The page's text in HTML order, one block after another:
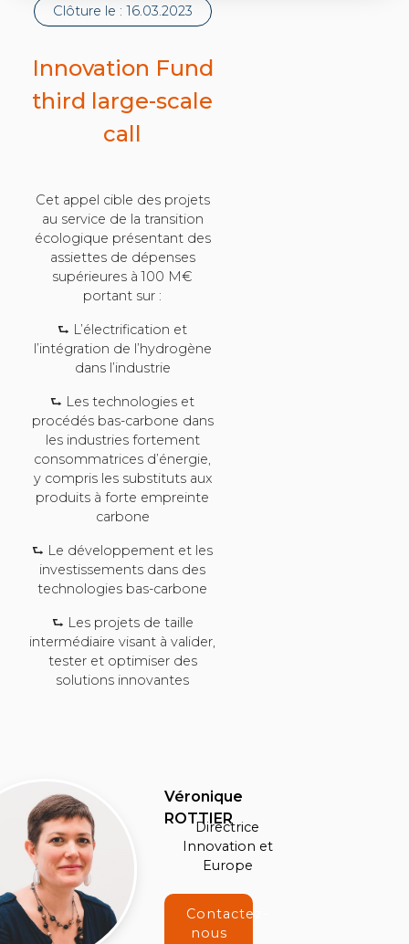
Clôture le : 16.03.2023
Innovation Fund
third large-scale
call
Cet appel cible des projets
au service de la transition
écologique présentant des
assiettes de dépenses
supérieures à 100 M€
portant sur :
⮑ L’électrification et
l’intégration de l’hydrogène
dans l’industrie
⮑ Les technologies et
procédés bas-carbone dans
les industries fortement
consommatrices d’énergie,
y compris les substituts aux
produits à forte empreinte
carbone
⮑ Le développement et les
investissements dans des
technologies bas-carbone
⮑ Les projets de taille
intermédiaire visant à valider,
tester et optimiser des
solutions innovantes
Véronique
ROTTIER
Directrice
Innovation et
Europe
Contactez-
nous